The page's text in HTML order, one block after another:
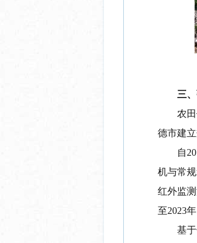
三、
农田
德市建
自
机与常
红外监
至2023年
基